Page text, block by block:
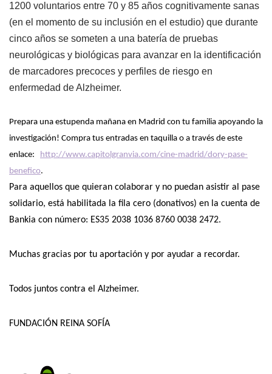
1200 voluntarios entre 70 y 85 años cognitivamente sanas
(en el momento de su inclusión en el estudio) que durante
cinco años se someten a una batería de pruebas
neurológicas y biológicas para avanzar en la identificación
de marcadores precoces y perfiles de riesgo en
enfermedad de Alzheimer.
Prepara una estupenda mañana en Madrid con tu familia apoyando la
investigación! Compra tus entradas en taquilla o a través de este
enlace: http://www.capitolgranvia.com/cine-madrid/dory-pase-
benefico.
Para aquellos que quieran colaborar y no puedan asistir al pase
solidario, está habilitada la fila cero (donativos) en la cuenta de
Bankia con número: ES35 2038 1036 8760 0038 2472.
Muchas gracias por tu aportación y por ayudar a recordar.
Todos juntos contra el Alzheimer.
FUNDACIÓN REINA SOFÍA